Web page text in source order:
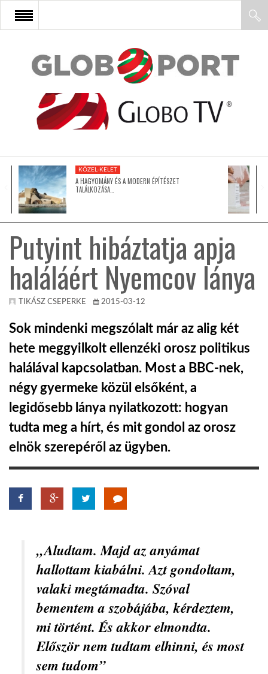
FŐOLDAL
AFRIKA
ÁZSIA
LATIN-AMERIKA
AUSZTRÁLIA
A VILÁG ITTHON
MÉDIA
GLOBOTV BP
TROPICALMAGAZIN
GLOBOTV
AFRIKA TUDÁSTÁR
KÖZEL-KELET
A HAGYOMÁNY ÉS A MODERN ÉPÍTÉSZET
TALÁLKOZÁSA…
Putyint hibáztatja apja
haláláért Nyemcov lánya
TIKÁSZ CSEPERKE 2015-03-12
Sok mindenki megszólalt már az alig két
hete meggyilkolt ellenzéki orosz politikus
halálával kapcsolatban. Most a BBC-nek,
négy gyermeke közül elsőként, a
legidősebb lánya nyilatkozott: hogyan
tudta meg a hírt, és mit gondol az orosz
elnök szerepéről az ügyben.
„Aludtam. Majd az anyámat
hallottam kiabálni. Azt gondoltam,
valaki megtámadta. Szóval
bementem a szobájába, kérdeztem,
mi történt. És akkor elmondta.
Először nem tudtam elhinni, és most
sem tudom”